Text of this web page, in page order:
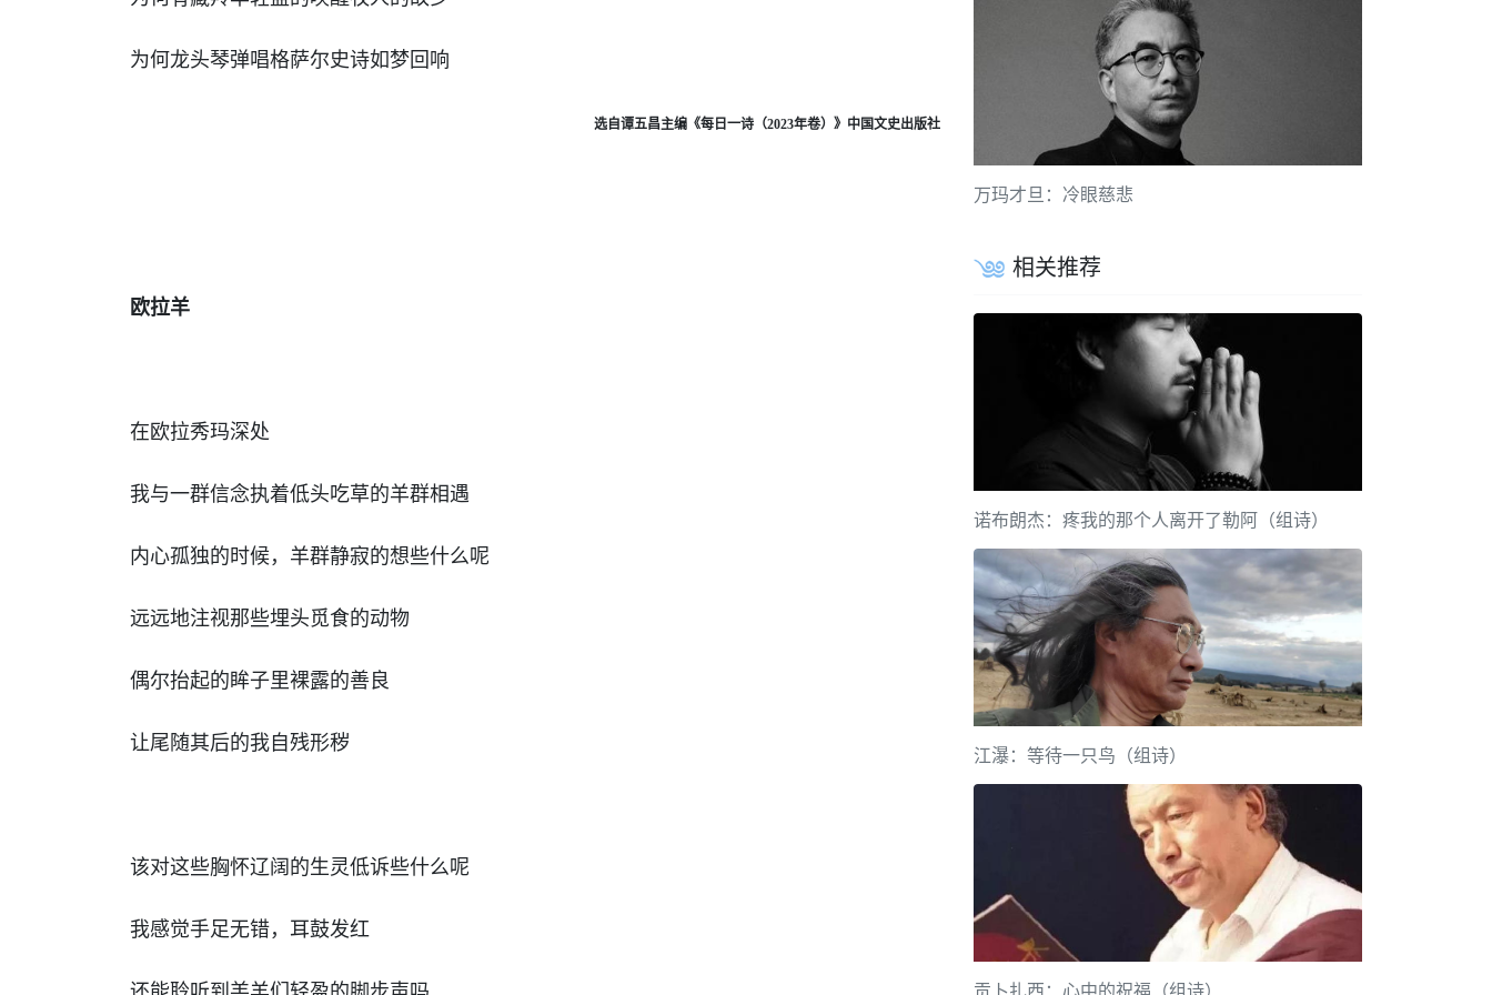
为何龙头琴弹唱格萨尔史诗如梦回响
选自谭五昌主编《每日一诗（2023年卷）》中国文史出版社
欧拉羊
在欧拉秀玛深处
我与一群信念执着低头吃草的羊群相遇
内心孤独的时候，羊群静寂的想些什么呢
远远地注视那些埋头觅食的动物
偶尔抬起的眸子里裸露的善良
让尾随其后的我自残形秽
该对这些胸怀辽阔的生灵低诉些什么呢
我感觉手足无错，耳鼓发红
万玛才旦：冷眼慈悲
相关推荐
诺布朗杰：疼我的那个人离开了勒阿（组诗）
江瀑：等待一只鸟（组诗）
贡卜扎西：心中的祝福（组诗）